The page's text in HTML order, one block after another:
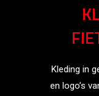
Kleding in
en logo’s